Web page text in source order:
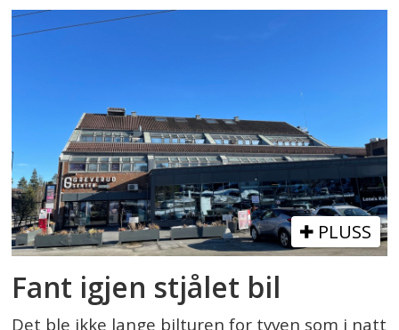
PLUSS
Fant igjen stjålet bil
Det ble ikke lange bilturen for tyven som i natt